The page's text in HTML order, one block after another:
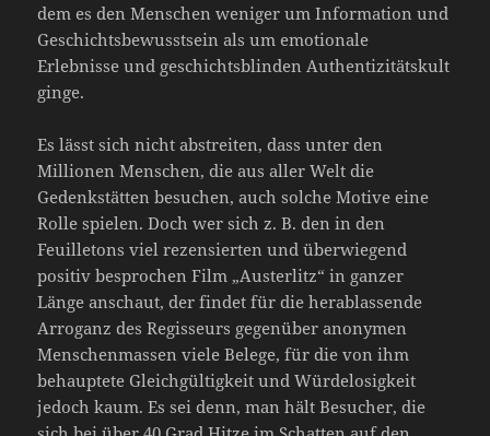
dem es den Menschen weniger um Information und
Geschichtsbewusstsein als um emotionale
Erlebnisse und geschichtsblinden Authentizitätskult
ginge.
Es lässt sich nicht abstreiten, dass unter den
Millionen Menschen, die aus aller Welt die
Gedenkstätten besuchen, auch solche Motive eine
Rolle spielen. Doch wer sich z. B. den in den
Feuilletons viel rezensierten und überwiegend
positiv besprochen Film „Austerlitz“ in ganzer
Länge anschaut, der findet für die herablassende
Arroganz des Regisseurs gegenüber anonymen
Menschenmassen viele Belege, für die von ihm
behauptete Gleichgültigkeit und Würdelosigkeit
jedoch kaum. Es sei denn, man hält Besucher, die